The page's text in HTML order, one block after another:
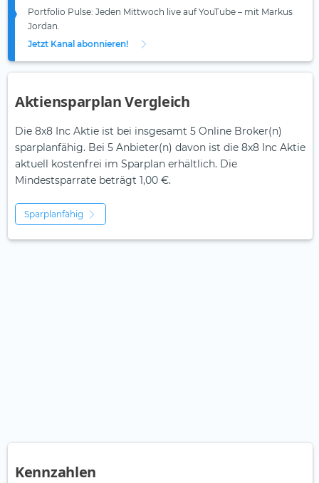
Portfolio Pulse: Jeden Mittwoch live auf YouTube – mit Markus
Jordan.
Jetzt Kanal abonnieren!
Aktiensparplan Vergleich
Die 8x8 Inc Aktie ist bei insgesamt 5 Online Broker(n)
sparplanfähig. Bei 5 Anbieter(n) davon ist die 8x8 Inc Aktie
aktuell kostenfrei im Sparplan erhältlich. Die
Mindestsparrate beträgt 1,00 €.
Sparplanfähig
Kennzahlen